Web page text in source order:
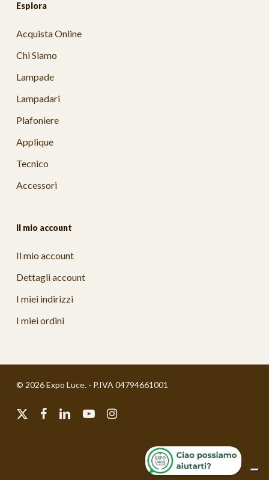
Esplora
Acquista Online
Chi Siamo
Lampade
Lampadari
Plafoniere
Applique
Tecnico
Accessori
Il mio account
Il mio account
Dettagli account
I miei indirizzi
I miei ordini
© 2026 Expo Luce. - P.IVA 04794661001
x-
facebooklinkedinyoutubeinstagram